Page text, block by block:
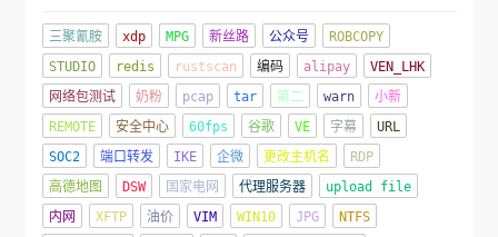
三聚氰胺 xdp MPG 新丝路 公众号
ROBCOPY
STUDIO
redis rustscan 编码 alipay
VEN_LHK
网络包测试
奶粉 pcap tar 第二 warn
小新
REMOTE
安全中心 60fps 谷歌 VE 字幕
URL
SOC2
端口转发 IKE 企微 更改主机名
RDP
高德地图
DSW 国家电网 代理服务器
upload file
内网
XFTP 油价 VIM WIN10 JPG
NTFS